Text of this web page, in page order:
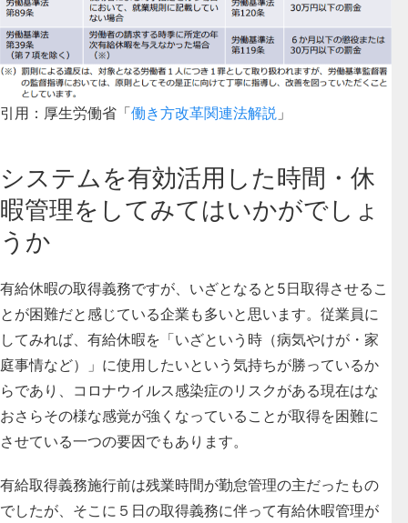
引用：厚生労働省「働き方改革関連法解説 」
システムを有効活用した時間・休
暇管理をしてみてはいかがでしょ
うか
有給休暇の取得義務ですが、いざとなると5日取得させるこ
とが困難だと感じている企業も多いと思います。従業員に
してみれば、有給休暇を「いざという時（病気やけが・家
庭事情など）」に使用したいという気持ちが勝っているか
らであり、コロナウイルス感染症のリスクがある現在はな
おさらその様な感覚が強くなっていることが取得を困難に
させている一つの要因でもあります。
有給取得義務施行前は残業時間が勤怠管理の主だったもの
でしたが、そこに５日の取得義務に伴って有給休暇管理が